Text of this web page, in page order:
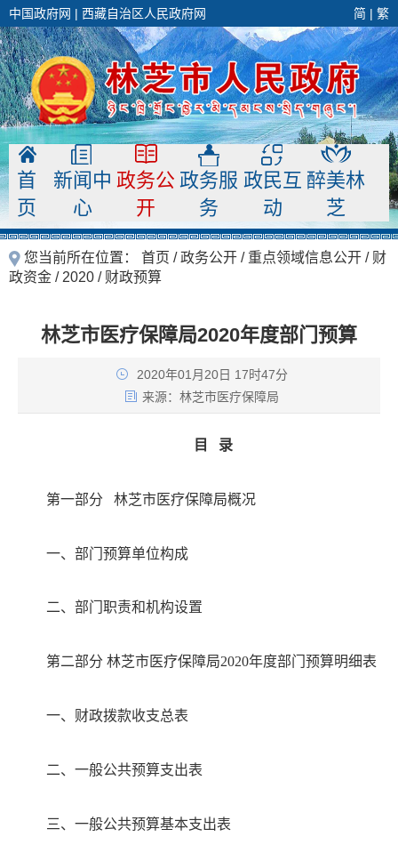
中国政府网 | 西藏自治区人民政府网 简 | 繁
首
页
新闻中
心
政务公
开
政务服
务
政民互
动
醉美林
芝
您当前所在位置： 首页 /政务公开 / 重点领域信息公开 / 财
政资金 / 2020 / 财政预算
林芝市医疗保障局2020年度部门预算
2020年01月20日 17时47分
来源： 林芝市医疗保障局
目 录
第一部分 林芝市医疗保障局概况
一、部门预算单位构成
二、部门职责和机构设置
第二部分 林芝市医疗保障局2020年度部门预算明细表
一、财政拨款收支总表
二、一般公共预算支出表
三、一般公共预算基本支出表